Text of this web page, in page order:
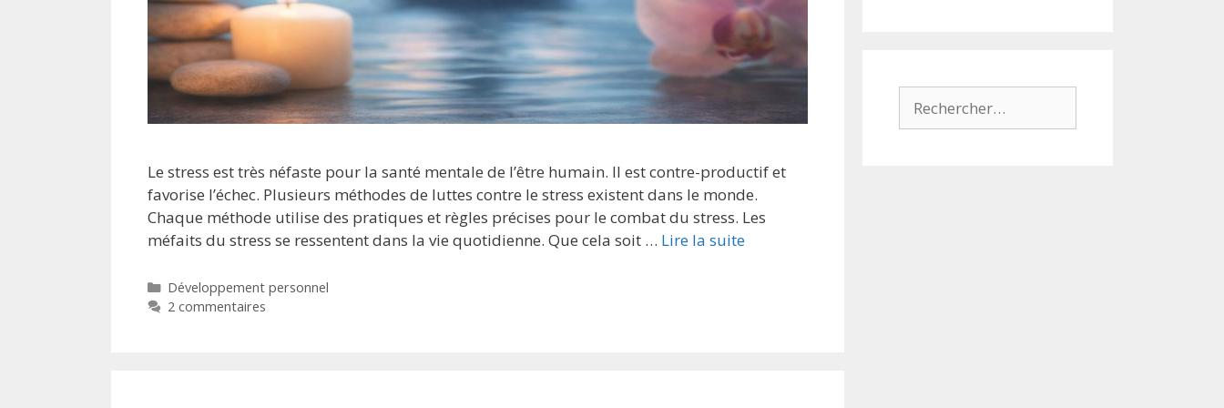
Le stress est très néfaste pour la santé mentale de l’être humain. Il est contre-productif et
favorise l’échec. Plusieurs méthodes de luttes contre le stress existent dans le monde.
Chaque méthode utilise des pratiques et règles précises pour le combat du stress. Les
méfaits du stress se ressentent dans la vie quotidienne. Que cela soit … Lire la suite
Développement personnel
2 commentaires